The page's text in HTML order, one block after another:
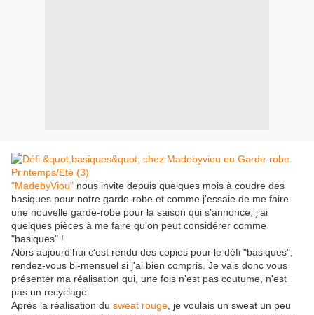
"MadebyViou" nous invite depuis quelques mois à coudre des
basiques pour notre garde-robe et comme j'essaie de me faire
une nouvelle garde-robe pour la saison qui s'annonce, j'ai
quelques pièces à me faire qu'on peut considérer comme
"basiques" !
Alors aujourd'hui c'est rendu des copies pour le défi "basiques",
rendez-vous bi-mensuel si j'ai bien compris. Je vais donc vous
présenter ma réalisation qui, une fois n'est pas coutume, n'est
pas un recyclage.
Après la réalisation du sweat rouge , je voulais un sweat un peu